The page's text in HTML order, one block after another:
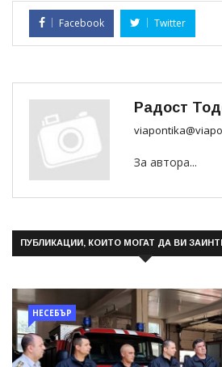
Facebook Twitter
Радост
За автора...
ПУБЛИКАЦИИ, КОИТО МОГАТ ДА ВИ
НЕСЕБЪР